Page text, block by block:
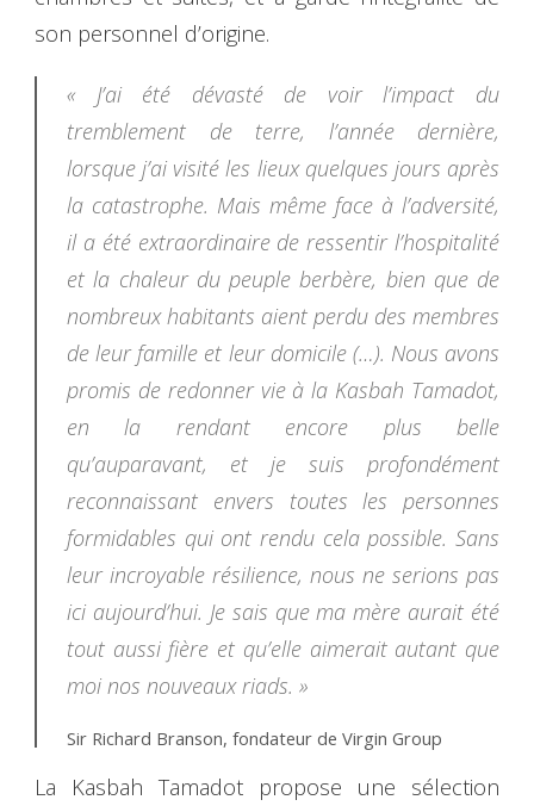
son personnel d’origine.
« J’ai été dévasté de voir l’impact du
tremblement de terre, l’année dernière,
lorsque j’ai visité les lieux quelques jours après
la catastrophe. Mais même face à l’adversité,
il a été extraordinaire de ressentir l’hospitalité
et la chaleur du peuple berbère, bien que de
nombreux habitants aient perdu des membres
de leur famille et leur domicile (…). Nous avons
promis de redonner vie à la Kasbah Tamadot,
en la rendant encore plus belle
qu’auparavant, et je suis profondément
reconnaissant envers toutes les personnes
formidables qui ont rendu cela possible. Sans
leur incroyable résilience, nous ne serions pas
ici aujourd’hui. Je sais que ma mère aurait été
tout aussi fière et qu’elle aimerait autant que
moi nos nouveaux riads. »
Sir Richard Branson, fondateur de Virgin Group
La Kasbah Tamadot propose une sélection